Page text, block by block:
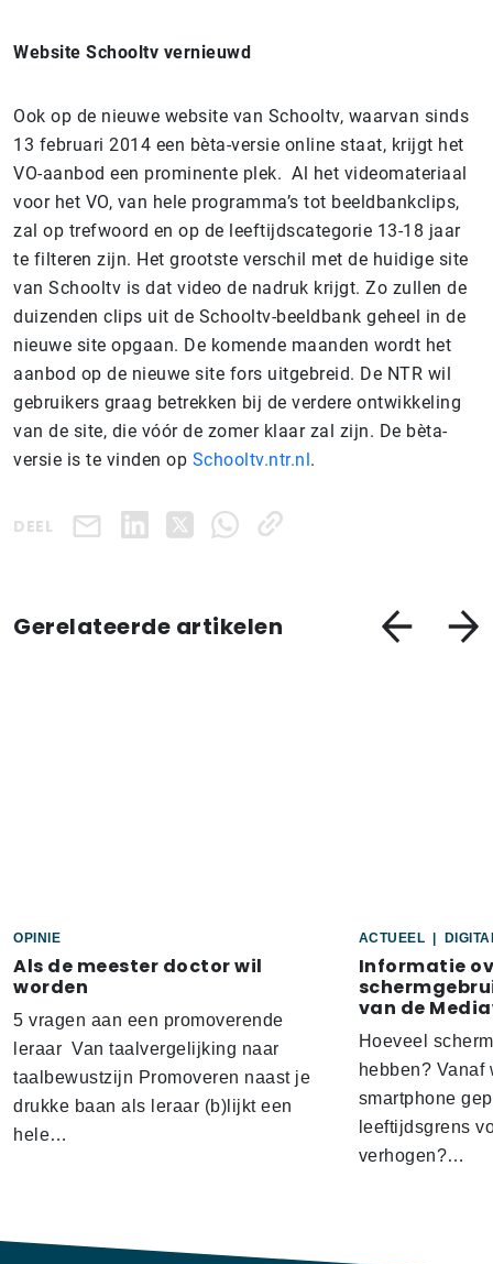
Website Schooltv vernieuwd
Ook op de nieuwe website van Schooltv, waarvan sinds
13 februari 2014 een bèta-versie online staat, krijgt het
VO-aanbod een prominente plek. Al het videomateriaal
voor het VO, van hele programma’s tot beeldbankclips,
zal op trefwoord en op de leeftijdscategorie 13-18 jaar
te filteren zijn. Het grootste verschil met de huidige site
van Schooltv is dat video de nadruk krijgt. Zo zullen de
duizenden clips uit de Schooltv-beeldbank geheel in de
nieuwe site opgaan. De komende maanden wordt het
aanbod op de nieuwe site fors uitgebreid. De NTR wil
gebruikers graag betrekken bij de verdere ontwikkeling
van de site, die vóór de zomer klaar zal zijn. De bèta-
versie is te vinden op Schooltv.ntr.nl.
DEEL
Gerelateerde artikelen
OPINIE
Als de meester doctor wil
worden
5 vragen aan een promoverende
leraar Van taalvergelijking naar
taalbewustzijn Promoveren naast je
drukke baan als leraar (b)lijkt een
hele…
ACTUEEL
Informatie
van de
Hoeveel
hebben?
smartphone
leeftijdsgrens
verhogen?…